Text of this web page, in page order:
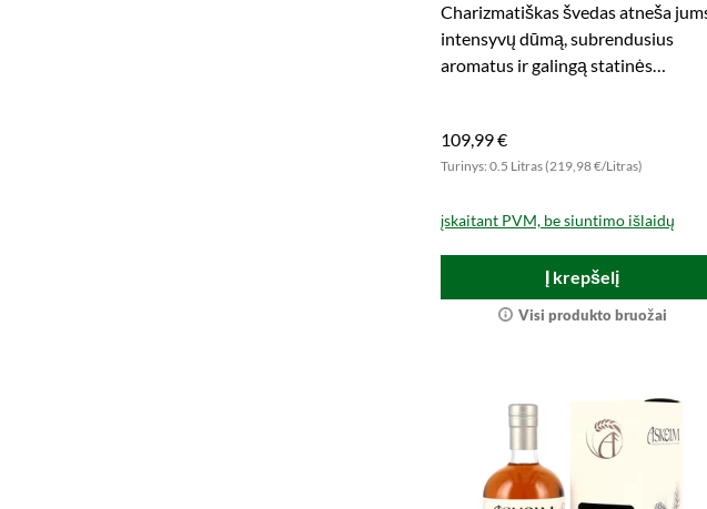
Charizmatiškas švedas atneša
intensyvų dūmą, subrendusius
aromatus ir galingą statinės
109,99 €
Turinys: 0.5 Litras (219,98 €/Litras)
įskaitant PVM, be siuntimo išlaidų
Į krepšelį
Visi produkto bruožai